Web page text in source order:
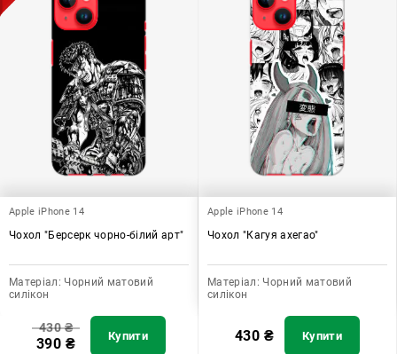
Apple iPhone 14
Чохол "Берсерк чорно-білий арт"
Матеріал: Чорний матовий
силікон
430₴
390 ₴ Купити
Apple iPhone 14
Чохол "Кагуя ахегао"
Матеріал: Чорний матовий
силікон
430 ₴ Купити